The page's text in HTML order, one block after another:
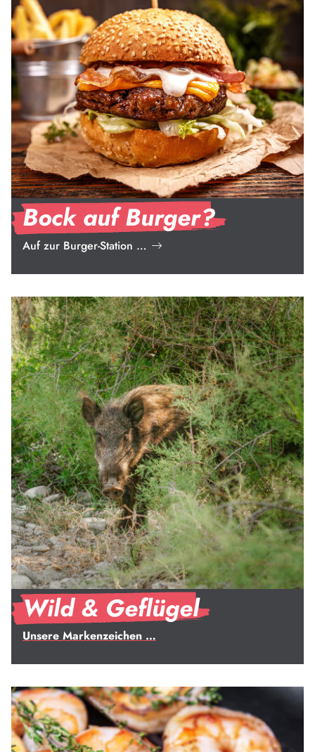
Bock auf Burger?
Auf zur Burger-Station …
Wild & Geflügel
Unsere Markenzeichen …